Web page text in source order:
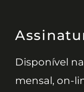
Disponível
mensal, on-